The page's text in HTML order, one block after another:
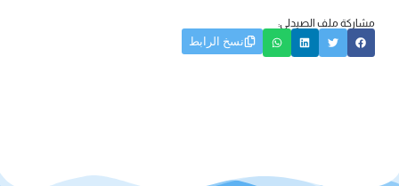
مشاركة ملف الصيدلي:
نسخ الرابط